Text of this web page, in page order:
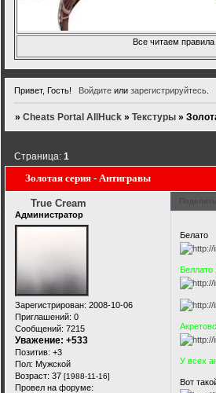
Все читаем
Привет, Гость! Войдитеили зарегистрируйтесь.
»Cheats Portal AllHuck »Текстуры »
Золотая серия - Антигравы
Страница:1
True Cream
Администратор
Зарегистрирован: 2008-10-06
Приглашений: 0
Сообщений: 7215
Уважение: +533
Позитив: +3
Пол: Мужской
Возраст: 37 [1988-11-16]
Провел на форуме:
Белато
Беллато
У всех
Вот